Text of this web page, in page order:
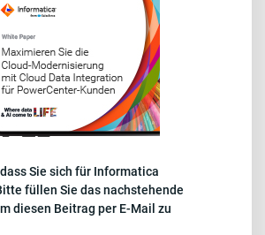
Sie sich für Informatica
füllen Sie das nachstehende
diesen Beitrag per E-Mail zu